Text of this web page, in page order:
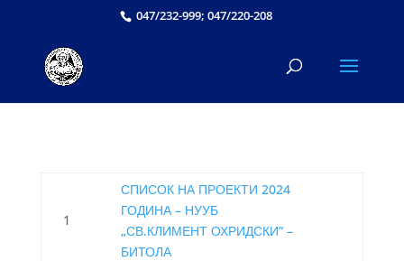
047/232-999; 047/220-208
1
СПИСОК НА ПРОЕКТИ 2024
ГОДИНА – НУУБ
„СВ.КЛИМЕНТ ОХРИДСКИ“ –
БИТОЛА